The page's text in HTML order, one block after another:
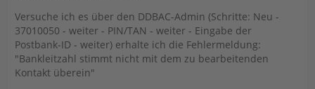
Versuche ich es über den DDBAC-Admin (Schritte: Neu -
37010050 - weiter - PIN/TAN - weiter - Eingabe der
Postbank-ID - weiter) erhalte ich die Fehlermeldung:
"Bankleitzahl stimmt nicht mit dem zu bearbeitenden
Kontakt überein"